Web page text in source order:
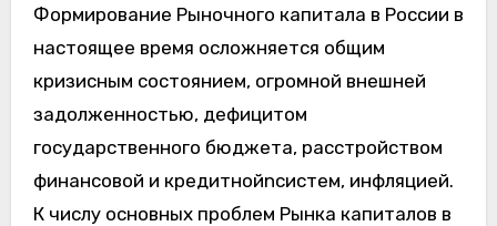
Формирование Рыночного капитала в России в
настоящее время осложняется общим
кризисным состоянием, огромной внешней
задолженностью, дефицитом
государственного бюджета, расстройством
финансовой и кредитнойnсистем, инфляцией.
К числу основных проблем Рынка капиталов в